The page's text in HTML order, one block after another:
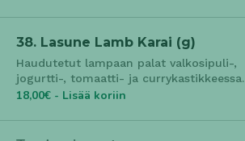
38. Lasune Lamb Karai (g)
Haudutetut lampaan palat valkosipuli-,
jogurtti-, tomaatti- ja currykastikkeessa.
18,00€ - Lisää koriin